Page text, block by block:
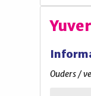
Ouders /